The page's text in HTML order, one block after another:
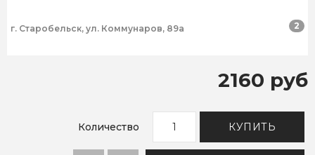
г. Старобельск, ул. Коммунаров, 89а 2
2160 руб
Количество КУПИТЬ